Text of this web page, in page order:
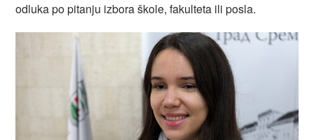
odluka po pitanju izbora škole, fakulteta ili posla.